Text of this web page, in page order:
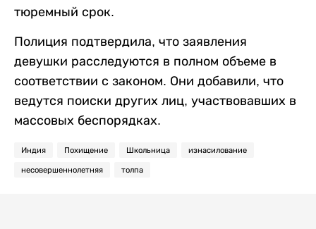
тюремный срок.
Полиция подтвердила, что заявления
девушки расследуются в полном объеме в
соответствии с законом. Они добавили, что
ведутся поиски других лиц, участвовавших в
массовых беспорядках.
Индия Похищение Школьница изнасилование
несовершеннолетняя толпа